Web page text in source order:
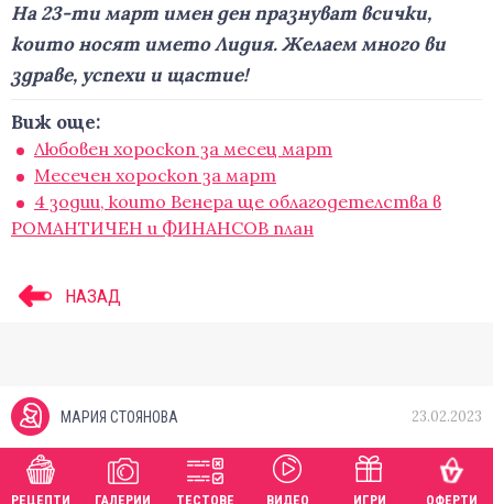
На 23-ти март имен ден празнуват всички,
които носят името Лидия. Желаем много ви
здраве, успехи и щастие!
Виж още:
Любовен хороскоп за месец март
Месечен хороскоп за март
4 зодии, които Венера ще облагодетелства в
РОМАНТИЧЕН и ФИНАНСОВ план
НАЗАД
МАРИЯ СТОЯНОВА 23.02.2023
РЕЦЕПТИ ГАЛЕРИИ ТЕСТОВЕ ВИДЕО ИГРИ ОФЕРТИ